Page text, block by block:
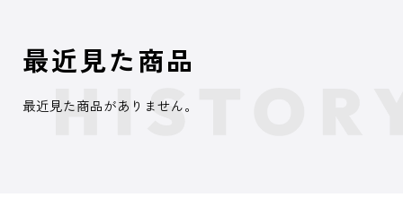
最近見た商品
最近見た商品がありません。